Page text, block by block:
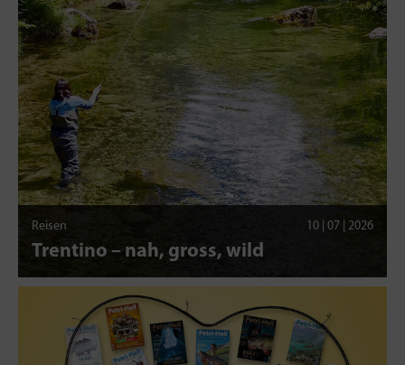
Reisen 10 | 07 | 2026
Trentino – nah, gross, wild